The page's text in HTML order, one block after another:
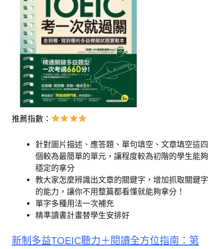
推薦指數：
針對圖片描述、應答題、單句填空、文章填空這四
個較為最簡單的單元，讓程度較為初階的學生能夠
穩定的拿分
教大家怎麼辨識出文章的關鍵字，增加抓取關鍵字
的能力，讓你不用整篇都看懂就能夠拿分！
單字多種用法一次補充
精準讀書計畫替學生安排好
新制多益TOEIC聽力＋閱讀全方位指南：第